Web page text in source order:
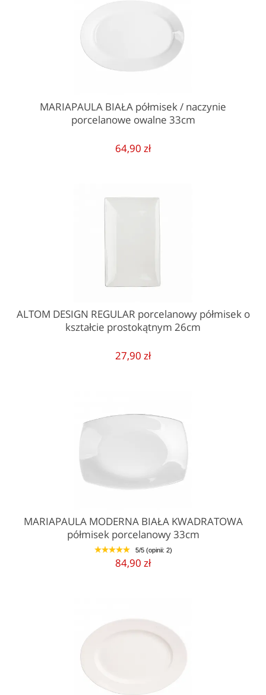
MARIAPAULA BIAŁA półmisek / naczynie
porcelanowe owalne 33cm
64,90 zł
ALTOM DESIGN REGULAR porcelanowy półmisek o
kształcie prostokątnym 26cm
27,90 zł
MARIAPAULA MODERNA BIAŁA KWADRATOWA
półmisek porcelanowy 33cm
1 2 3 4 5 5/5 (opinii: 2)
84,90 zł